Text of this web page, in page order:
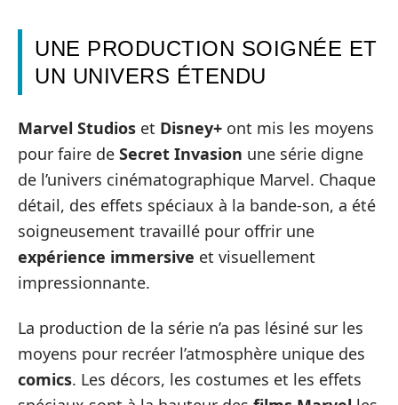
UNE PRODUCTION SOIGNÉE ET
UN UNIVERS ÉTENDU
Marvel Studios et Disney+ ont mis les moyens
pour faire de Secret Invasion une série digne
de l’univers cinématographique Marvel. Chaque
détail, des effets spéciaux à la bande-son, a été
soigneusement travaillé pour offrir une
expérience immersive et visuellement
impressionnante.
La production de la série n’a pas lésiné sur les
moyens pour recréer l’atmosphère unique des
comics. Les décors, les costumes et les effets